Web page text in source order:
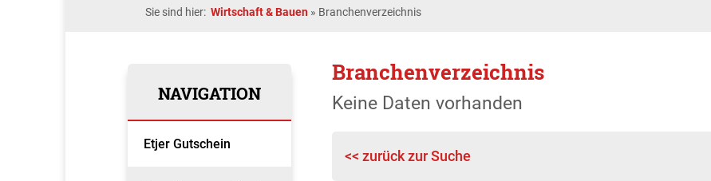
Sie sind hier: Wirtschaft & Bauen » Branchenverzeichnis
NAVIGATION
Etjer Gutschein
Branchenverzeichnis
Keine Daten vorhanden
<< zurück zur Suche